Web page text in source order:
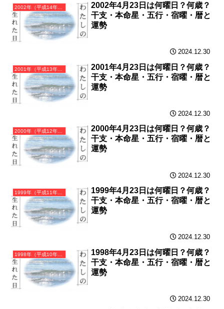
2002年（平成14年）壬午（みずのえうま）・午年（うま年）カレンダー（月曜はじまり）
2002年4月23日は何曜日？何歳？
干支・本命星・五行・宿曜・暦と
運勢
2024.12.30
2001年（平成13年）辛巳（かのとみ）・巳年（へび年）カレンダー（月曜はじまり）
2001年4月23日は何曜日？何歳？
干支・本命星・五行・宿曜・暦と
運勢
2024.12.30
2000年（平成12年）庚辰（かのえたつ）・辰年（たつ年）カレンダー（月曜はじまり）
2000年4月23日は何曜日？何歳？
干支・本命星・五行・宿曜・暦と
運勢
2024.12.30
1999年（平成11年）己卯（つちのとう）・卯年（うさぎ年）カレンダー（月曜はじまり）
1999年4月23日は何曜日？何歳？
干支・本命星・五行・宿曜・暦と
運勢
2024.12.30
1998年（平成10年）戊寅（つちのえとら）・寅年（とら年）カレンダー（月曜はじまり）
1998年4月23日は何曜日？何歳？
干支・本命星・五行・宿曜・暦と
運勢
2024.12.30